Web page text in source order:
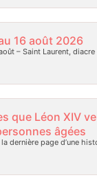
16 août 2026
– Saint Laurent,
que Léon XIV
âgées
dernière page d’une